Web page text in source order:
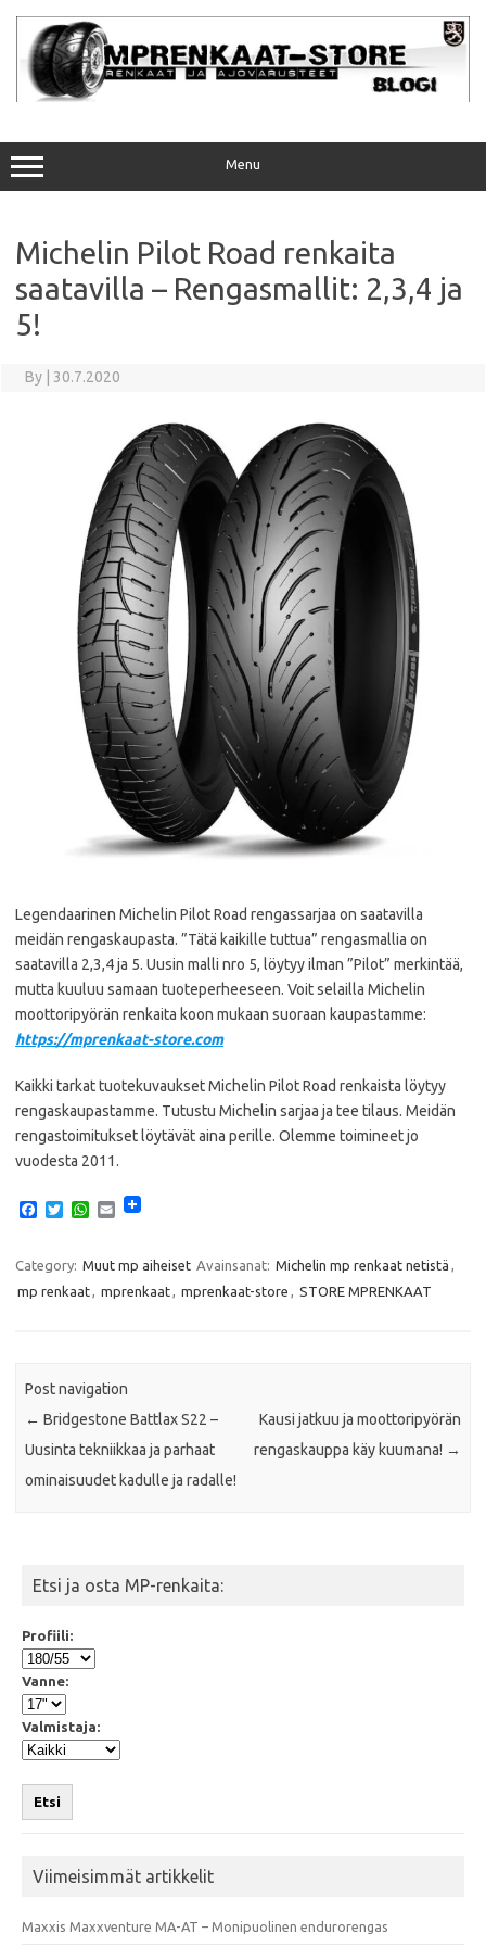
content
Menu
Michelin Pilot Road renkaita
saatavilla – Rengasmallit: 2,3,4 ja
5!
By 30.7.2020
Legendaarinen Michelin Pilot Road rengassarjaa on saatavilla
meidän rengaskaupasta. ”Tätä kaikille tuttua” rengasmallia on
saatavilla 2,3,4 ja 5. Uusin malli nro 5, löytyy ilman ”Pilot” merkintää,
mutta kuuluu samaan tuoteperheeseen. Voit selailla Michelin
moottoripyörän renkaita koon mukaan suoraan kaupastamme:
https://mprenkaat-store.com
Kaikki tarkat tuotekuvaukset Michelin Pilot Road renkaista löytyy
rengaskaupastamme. Tutustu Michelin sarjaa ja tee tilaus. Meidän
rengastoimitukset löytävät aina perille. Olemme toimineet jo
vuodesta 2011.
e
b
o
T
t
t
e
W
t
A
E
i
Category: Muut mp aiheiset Avainsanat: Michelin mp renkaat netistä ,
mp renkaat, mprenkaat, mprenkaat-store , STORE MPRENKAAT
Post navigation
← Bridgestone Battlax S22 –
Uusinta tekniikkaa ja parhaat
ominaisuudet kadulle ja radalle!
Kausi jatkuu ja moottoripyörän
rengaskauppa käy kuumana! →
Etsi ja osta MP-renkaita:
Profiili:
Vanne:
Valmistaja:
Etsi
Viimeisimmät artikkelit
Maxxis Maxxventure MA-AT – Monipuolinen endurorengas